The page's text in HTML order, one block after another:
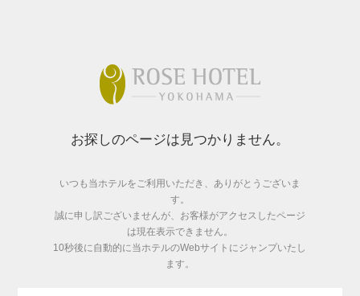
お探しのページは見つかりません。
いつも当ホテルをご利用いただき、ありがとうございま
す。
誠に申し訳ございませんが、お客様がアクセスしたページ
は現在表示できません。
10秒後に自動的に当ホテルのWebサイトにジャンプいたし
ます。